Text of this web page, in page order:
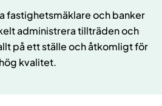
fastighetsmäklare och banker
administrera tillträden och
på ett ställe och åtkomligt för
kvalitet.